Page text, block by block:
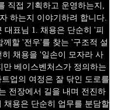
직접 기획하고 운영하는지,
하는지 이야기하려 합니다.
대표님 1. 채용은 단순히 '피
할 '전우'를 찾는 '구조적 설
채용을 '일손이 모자라 사
베이스벤처스가 정의하는
업의 여정은 잘 닦인 도로를
전장에서 길을 내며 전진하
채용은 단순히 업무를 분담할